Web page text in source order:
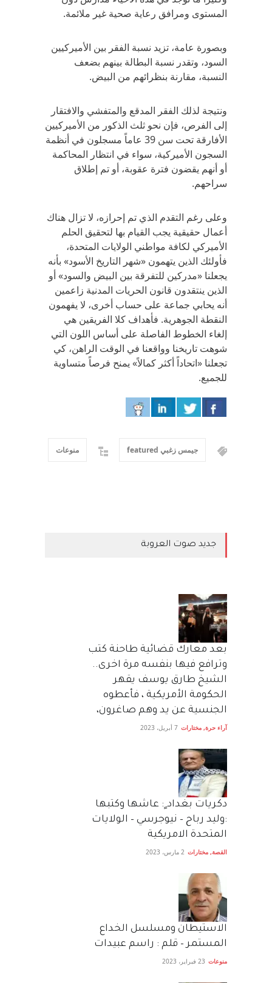
المستوى ومرافق رعاية صحية غير ملائمة.
وبصورة عامة، تزيد نسبة الفقر بين الأميركيين
السود، وتقدر نسبة البطالة بينهم بضعف
النسبة، مقارنة بنظرائهم من البيض.
ونتيجة لذلك الفقر المدقع والمتفشي والافتقار
إلى الفرص، فإن نحو ثلث الذكور من الأميركيين
الأفارقة تحت سن 39 عاماً مسجلون في أنظمة
السجون الأميركية، سواء في انتظار المحاكمة
أو أنهم يقضون فترة عقوبة، أو تم إطلاق
سراحهم.
وعلى رغم التقدم الذي تم إحرازه، لا تزال هناك
أعمال حقيقية يجب القيام بها لتحقيق الحلم
الأميركي لكافة مواطني الولايات المتحدة،
فأولئك الذين يتهمون «شهر التاريخ الأسود» بأنه
يجعلنا «مدركين للتفرقة بين البيض والسود» أو
الذين ينتقدون قانون الحريات المدنية زاعمين
أنه يحابي جماعة على حساب أخرى، لا يفهمون
النقطة الجوهرية. فأهداف كلا الفريقين هي
إلغاء الخطوط الفاصلة على أساس اللون التي
شوهت تاريخنا وواقعنا في الوقت الراهن، كي
تجعلنا «اتحاداً أكثر كمالاً» يمنح فرصاً متساوية
للجميع.
جيمس زغبي featured منوعات
جديد صوت العروبة
بعد معارك قضائية طاحنة كتب
وترافع فيها بنفسه مرة اخرى..
الشيخ طارق يوسف يقهر
الحكومة الأمريكية ، فأعطوه
الجنسية عن يد وهم صاغرون،
آراء حرة, مختارات 7 أبريل، 2023
دكريات بغداد ٍ: عاشها وكتبها
:وليد رباح – نيوجرسي – الولايات
المتحدة الامريكية
القصة, مختارات 2 مارس، 2023
الاستيطان ومسلسل الخداع
المستمر – قلم : راسم عبيدات
منوعات 23 فبراير، 2023